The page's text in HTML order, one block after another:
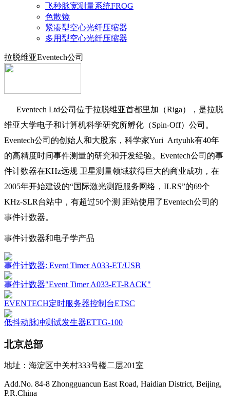
飞秒脉宽测量系统FROG
色散镜
紧凑型空心光纤压缩器
多用型空心光纤压缩器
拉脱维亚Eventech公司
Eventech Ltd公司位于拉脱维亚首都里加（Riga），是拉脱
维亚大学电子和计算机科学研究所孵化（Spin-Off）公司。
Eventech公司的创始人和大股东，科学家Yuri Artyuhk有40年
的高精度时间事件测量的研究和开发经验。Eventech公司的事
件计数器在KHz远规 卫星测量领域获得巨大的商业成功，在
2005年开始建设的“国际激光测距服务网络，ILRS”的69个
KHz-SLR台站中，有超过50个测 距站使用了Eventech公司的
事件计数器。
事件计数器和电子学产品
事件计数器: Event Timer A033-ET/USB
事件计数器"Event Timer A033-ET-RACK"
EVENTECH定时服务器控制台ETSC
低抖动脉冲测试发生器ETTG-100
北京总部
地址：海淀区中关村333号楼二层201室
Add.No. 84-8 Zhongguancun East Road, Haidian District, Beijing,
P.R.China